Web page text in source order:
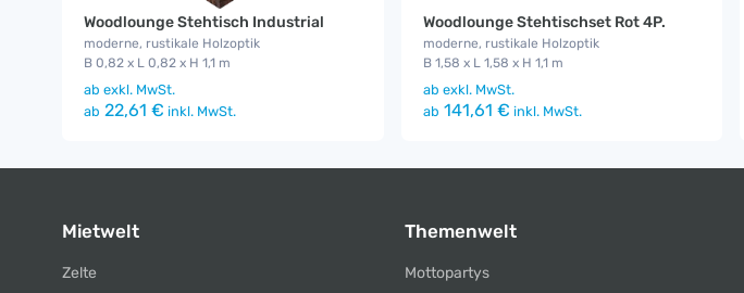
Woodlounge Stehtisch Industrial
moderne, rustikale Holzoptik
B 0,82 x L 0,82 x H 1,1 m
ab exkl. MwSt.
ab 22,61 € inkl. MwSt.
Woodlounge Stehtischset Rot 4P.
moderne, rustikale Holzoptik
B 1,58 x L 1,58 x H 1,1 m
ab exkl. MwSt.
ab 141,61 € inkl. MwSt.
Mietwelt
Zelte
Themenwelt
Mottopartys